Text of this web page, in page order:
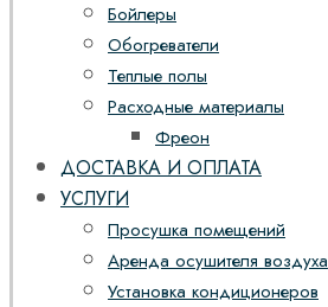
Бойлеры
Обогреватели
Теплые полы
Расходные материалы
Фреон
ДОСТАВКА И ОПЛАТА
УСЛУГИ
Просушка помещений
Аренда осушителя воздуха
Установка кондиционеров